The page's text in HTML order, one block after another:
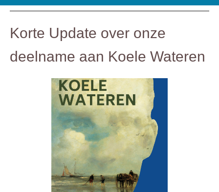
Korte Update over onze
deelname aan Koele Wateren